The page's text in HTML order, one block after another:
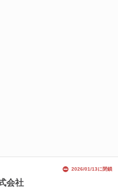
2026/01/13に閉鎖
会社